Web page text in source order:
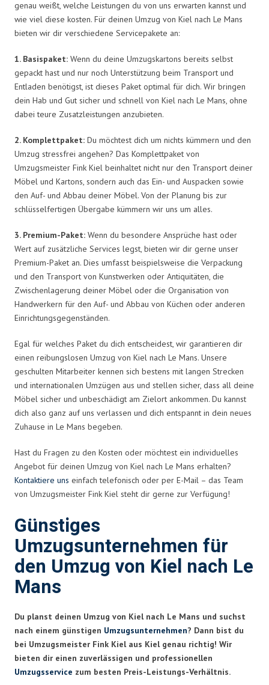
genau weißt, welche Leistungen du von uns erwarten kannst und
wie viel diese kosten. Für deinen Umzug von Kiel nach Le Mans
bieten wir dir verschiedene Servicepakete an:
1. Basispaket: Wenn du deine Umzugskartons bereits selbst
gepackt hast und nur noch Unterstützung beim Transport und
Entladen benötigst, ist dieses Paket optimal für dich. Wir bringen
dein Hab und Gut sicher und schnell von Kiel nach Le Mans, ohne
dabei teure Zusatzleistungen anzubieten.
2. Komplettpaket: Du möchtest dich um nichts kümmern und den
Umzug stressfrei angehen? Das Komplettpaket von
Umzugsmeister Fink Kiel beinhaltet nicht nur den Transport deiner
Möbel und Kartons, sondern auch das Ein- und Auspacken sowie
den Auf- und Abbau deiner Möbel. Von der Planung bis zur
schlüsselfertigen Übergabe kümmern wir uns um alles.
3. Premium-Paket: Wenn du besondere Ansprüche hast oder
Wert auf zusätzliche Services legst, bieten wir dir gerne unser
Premium-Paket an. Dies umfasst beispielsweise die Verpackung
und den Transport von Kunstwerken oder Antiquitäten, die
Zwischenlagerung deiner Möbel oder die Organisation von
Handwerkern für den Auf- und Abbau von Küchen oder anderen
Einrichtungsgegenständen.
Egal für welches Paket du dich entscheidest, wir garantieren dir
einen reibungslosen Umzug von Kiel nach Le Mans. Unsere
geschulten Mitarbeiter kennen sich bestens mit langen Strecken
und internationalen Umzügen aus und stellen sicher, dass all deine
Möbel sicher und unbeschädigt am Zielort ankommen. Du kannst
dich also ganz auf uns verlassen und dich entspannt in dein neues
Zuhause in Le Mans begeben.
Hast du Fragen zu den Kosten oder möchtest ein individuelles
Angebot für deinen Umzug von Kiel nach Le Mans erhalten?
Kontaktiere uns einfach telefonisch oder per E-Mail – das Team
von Umzugsmeister Fink Kiel steht dir gerne zur Verfügung!
Günstiges
Umzugsunternehmen für
den Umzug von Kiel nach Le
Mans
Du planst deinen Umzug von Kiel nach Le Mans und suchst
nach einem günstigen Umzugsunternehmen? Dann bist du
bei Umzugsmeister Fink Kiel aus Kiel genau richtig! Wir
bieten dir einen zuverlässigen und professionellen
Umzugsservice zum besten Preis-Leistungs-Verhältnis.